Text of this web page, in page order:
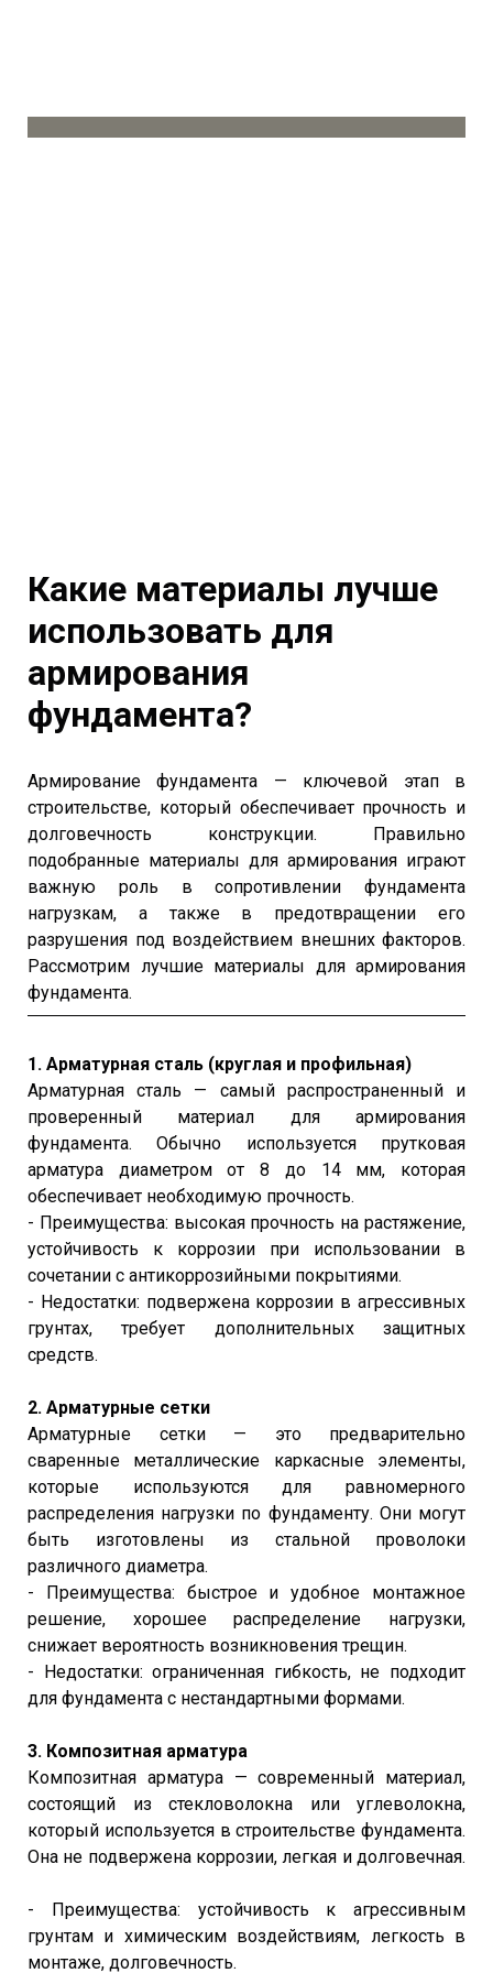
Какие материалы лучше
использовать для
армирования
фундамента?
Армирование фундамента — ключевой этап в
строительстве, который обеспечивает прочность и
долговечность конструкции. Правильно
подобранные материалы для армирования играют
важную роль в сопротивлении фундамента
нагрузкам, а также в предотвращении его
разрушения под воздействием внешних факторов.
Рассмотрим лучшие материалы для армирования
фундамента.
1. Арматурная сталь (круглая и профильная)
Арматурная сталь — самый распространенный и
проверенный материал для армирования
фундамента. Обычно используется прутковая
арматура диаметром от 8 до 14 мм, которая
обеспечивает необходимую прочность.
- Преимущества: высокая прочность на растяжение,
устойчивость к коррозии при использовании в
сочетании с антикоррозийными покрытиями.
- Недостатки: подвержена коррозии в агрессивных
грунтах, требует дополнительных защитных
средств.
2. Арматурные сетки
Арматурные сетки — это предварительно
сваренные металлические каркасные элементы,
которые используются для равномерного
распределения нагрузки по фундаменту. Они могут
быть изготовлены из стальной проволоки
различного диаметра.
- Преимущества: быстрое и удобное монтажное
решение, хорошее распределение нагрузки,
снижает вероятность возникновения трещин.
- Недостатки: ограниченная гибкость, не подходит
для фундамента с нестандартными формами.
3. Композитная арматура
Композитная арматура — современный материал,
состоящий из стекловолокна или углеволокна,
который используется в строительстве фундамента.
Она не подвержена коррозии, легкая и долговечная.
- Преимущества: устойчивость к агрессивным
грунтам и химическим воздействиям, легкость в
монтаже, долговечность.